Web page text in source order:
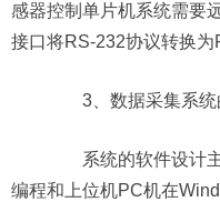
感器控制单片机系统需要
接口将RS-232协议转换为
3、数据采集系统
系统的软件设计主
编程和上位机PC机在